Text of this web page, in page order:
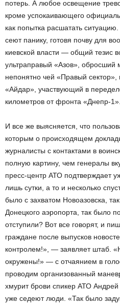
потерь. А любое освещение
кроме успокаивающего
как попытка расшатать
сеют панику, готовя почву для
киевской власти — общий тезис
ультраправый «Азов», обросший
непонятно чей «Правый
«Айдар», участвующий в
километров от фронта «Днепр-1».
И все же выясняется, что
которым о происходящем
журналисты с контактами в
полную картину, чем генералы
пресс-центр АТО подтверждает
лишь сутки, а то и несколько
было с захватом Новоазовска,
Донецкого аэропорта, так было
отступили? Вот все говорят, и
граждане после выпусков
контролем!», — заявляет штаб.
окружены!» — с отчаянием в
проводим организованный
хмурит брови спикер АТО
уже седеют люди. «Так было